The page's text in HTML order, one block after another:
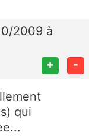
2009 à
+ -
qui